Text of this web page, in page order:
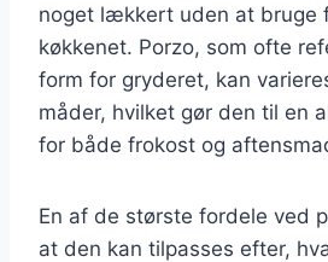
noget lækkert uden at bruge
køkkenet. Porzo, som ofte
form for gryderet, kan
måder, hvilket gør den til en
for både frokost og
En af de største fordele ved
at den kan tilpasses efter,